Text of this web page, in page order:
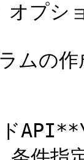
プシ
ムの作
ド